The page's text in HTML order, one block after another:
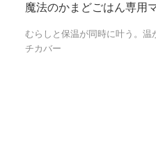
魔法のかまどごはん専用
むらしと保温が同時に叶う。
チカバー